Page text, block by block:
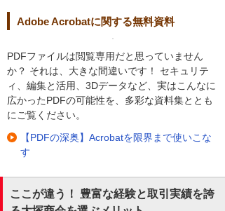
Adobe Acrobatに関する無料資料
PDFファイルは閲覧専用だと思っていません
か？ それは、大きな間違いです！ セキュリテ
ィ、編集と活用、3Dデータなど、実はこんなに
広かったPDFの可能性を、多彩な資料集ととも
にご覧ください。
【PDFの深奥】Acrobatを限界まで使いこな
す
ここが違う！ 豊富な経験と取引実績を誇